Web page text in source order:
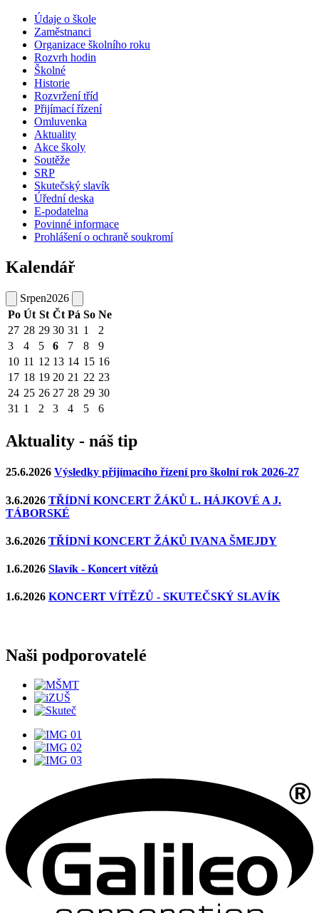
Údaje o škole
Zaměstnanci
Organizace školního roku
Rozvrh hodin
Školné
Historie
Rozvržení tříd
Přijímací řízení
Omluvenka
Aktuality
Akce školy
Soutěže
SRP
Skutečský slavík
Úřední deska
E-podatelna
Povinné informace
Prohlášení o ochraně soukromí
Kalendář
Srpen2026
Po Út St Čt Pá So Ne
27 28 29 30 31 1
2
3
4 5 6 7 8
9
10 11 12 13 14 15 16
17 18 19 20 21 22 23
24 25 26 27 28 29 30
31 1 2 3 4 5 6
Aktuality - náš tip
25.6.2026 Výsledky přijímacího řízení pro školní rok 2026-27
3.6.2026 TŘÍDNÍ KONCERT ŽÁKŮ L. HÁJKOVÉ A J.
TÁBORSKÉ
3.6.2026 TŘÍDNÍ KONCERT ŽÁKŮ IVANA ŠMEJDY
1.6.2026 Slavík - Koncert vítězů
1.6.2026 KONCERT VÍTĚZŮ - SKUTEČSKÝ SLAVÍK
Naši podporovatelé